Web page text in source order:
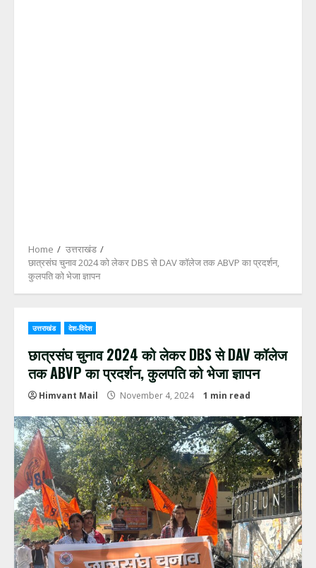
Home
उत्तराखंड
छात्रसंघ चुनाव 2024 को लेकर DBS से DAV कॉलेज तक ABVP का प्रदर्शन,
कुलपति को भेजा ज्ञापन
उत्तराखंड देश-विदेश
छात्रसंघ चुनाव 2024 को लेकर DBS से DAV कॉलेज
तक ABVP का प्रदर्शन, कुलपति को भेजा ज्ञापन
Himvant Mail November 4, 2024 1 min read